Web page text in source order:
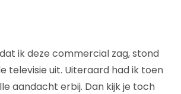
ik deze commercial zag, stond
televisie uit. Uiteraard had ik toen
aandacht erbij. Dan kijk je toch